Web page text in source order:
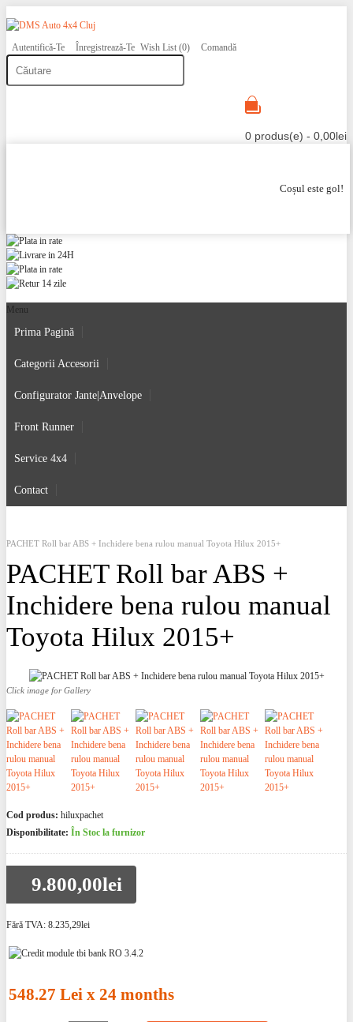
Autentifică-Te Înregistrează-Te Wish List (0) Comandă
0 produs(e) - 0,00lei
Coșul este gol!
Menu
Prima Pagină
Categorii Accesorii
Configurator Jante|Anvelope
Front Runner
Service 4x4
Contact
PACHET Roll bar ABS + Inchidere bena rulou manual Toyota Hilux 2015+
PACHET Roll bar ABS +
Inchidere bena rulou manual
Toyota Hilux 2015+
Click image for Gallery
Cod produs: hiluxpachet
Disponibilitate: În Stoc la furnizor
9.800,00lei
Fără TVA: 8.235,29lei
548.27 Lei x 24 months